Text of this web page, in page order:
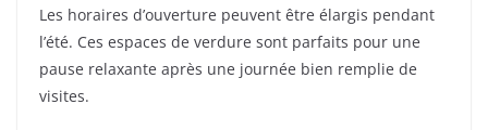
Les horaires d’ouverture peuvent être élargis pendant
l’été. Ces espaces de verdure sont parfaits pour une
pause relaxante après une journée bien remplie de
visites.